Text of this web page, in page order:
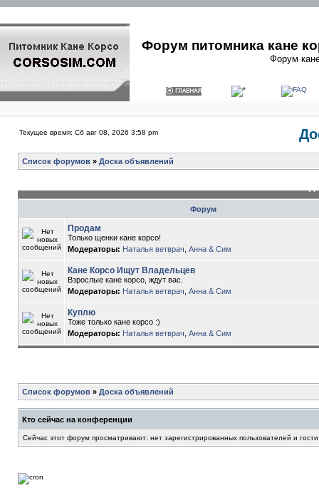
Форум питомника кане
Форум
Текущее время: Сб авг 08, 2026 3:58 pm
Список форумов » Доска объявлений
Форум
Продам
Только щенки кане корсо!
Модераторы: Наталья ветврач Анна & Сим
Кане Корсо Ищут Владельцев
Взрослые кане корсо, ждут вас.
Модераторы: Наталья ветврач Анна & Сим
Куплю
Тоже только кане корсо :)
Модераторы: Наталья ветврач Анна & Сим
Список форумов » Доска объявлений
Кто сейчас на конференции
Сейчас этот форум просматривают: нет зарегистрированных пользователей и